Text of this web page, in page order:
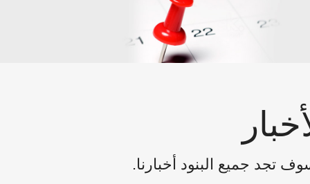
تجد جميع البنود أخبارنا.